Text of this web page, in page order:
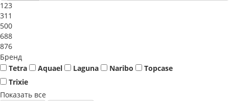
123
311
500
688
876
Бренд
Tetra
Aquael Laguna Naribo
Topcase
Trixie
Показать все